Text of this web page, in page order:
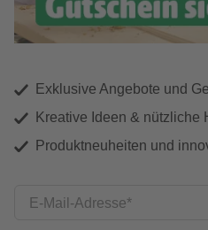
Exklusive Angebote und
Kreative Ideen & nützliche
Produktneuheiten und
E-Mail-Adresse